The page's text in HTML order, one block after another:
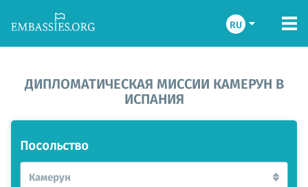
RU
ДИПЛОМАТИЧЕСКАЯ МИССИИ КАМЕРУН В
ИСПАНИЯ
Посольство
Камерун